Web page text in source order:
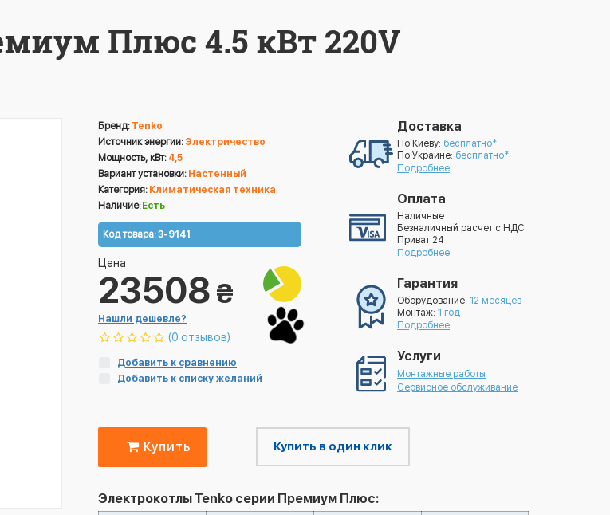
Плюс 4.5 кВт 220V
Бренд: Tenko
Источник энергии:Электричество
Мощность, кВт: 4,5
Вариант установки: Настенный
Категория: Климатическая техника
Наличие: Есть
Код товара:3-9141
Цена
23508 ₴
Нашли дешевле?
(0 отзывов)
Добавить к сравнению
Добавить к списку желаний
Доставка
По Киеву: бесплатно*
По Украине: бесплатно*
Подробнее
Оплата
Наличные
Безналичный расчет с НДС
Приват 24
Подробнее
Гарантия
Оборудование: 12 месяцев
Монтаж: 1 год
Подробнее
Услуги
Монтажные работы
Сервисное обслуживание
Купить Купить в один клик
Электрокотлы Tenko серии Премиум Плюс: